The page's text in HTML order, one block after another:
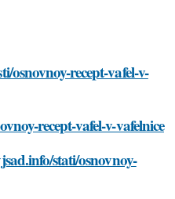
osnovnoy-recept-vafel-v-
recept-vafel-v-vafelnice
stati/osnovnoy-